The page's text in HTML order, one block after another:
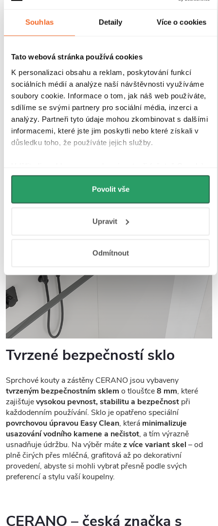
Souhlas Detaily Více o cookies
Tato webová stránka používá cookies
K personalizaci obsahu a reklam, poskytování funkcí
sociálních médií a analýze naší návštěvnosti využíváme
soubory cookie. Informace o tom, jak náš web používáte,
sdílíme se svými partnery pro sociální média, inzerci a
analýzy. Partneři tyto údaje mohou zkombinovat s dalšími
informacemi, které jste jim poskytli nebo které získali v
důsledku toho, že používáte jejich služby.
můžeme používat cookies pro analytiku a
personalizovanou reklamu. Jak Google zpracovává
osobní údaje najdete na stránkách
Povolit vše
Upravit
Odmítnout
Tvrzené bezpečností sklo
Sprchové kouty a zástěny CERANO jsou vybaveny
tvrzeným bezpečnostním sklem o tloušťce8 mm, které
zajišťujevysokou pevnost, stabilitu a bezpečnost při
každodenním používání. Sklo je opatřeno speciální
povrchovou úpravou Easy Clean, která minimalizuje
usazování vodního kamene a nečistot, a tím výrazně
usnadňuje údržbu. Na výběr mátez více variant skel – od
plně čirých přes mléčná, grafitová až po dekorativní
provedení, abyste si mohli vybrat přesně podle svých
preferencí a stylu vaší koupelny.
CERANO – česká značka s